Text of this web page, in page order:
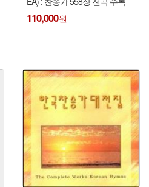
-〉 비슷한것 24CD (파일북)
110,000